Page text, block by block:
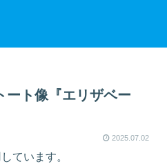
ート像『エリザベー
2025.07.02
ています。